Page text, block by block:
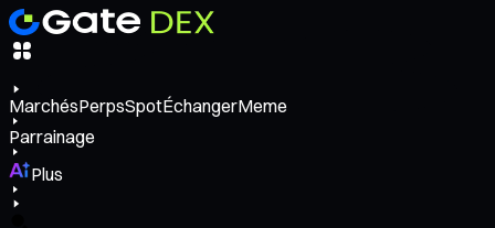
MarchésPerpsSpotÉchangerMeme
Parrainage
Plus